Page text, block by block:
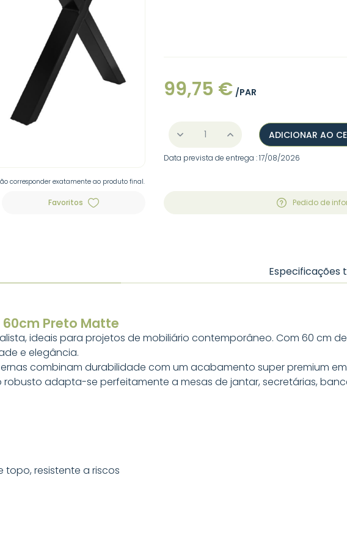
corresponder exatamente ao produto final.
Favoritos
99,75 € /PAR
ADICIONAR AO
Data prevista de entrega : 17/08/2026
Pedido de
Especificações
60cm Preto Matte
ideais para projetos de mobiliário contemporâneo. Com 60 cm
e elegância.
combinam durabilidade com um acabamento super premium
adapta-se perfeitamente a mesas de jantar, secretárias,
resistente a riscos